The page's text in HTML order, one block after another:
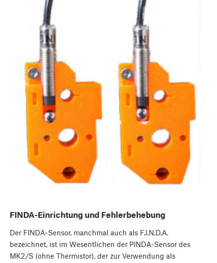
FINDA-Einrichtung und Fehlerbehebung
Der FINDA-Sensor, manchmal auch als F.I.N.D.A.
bezeichnet, ist im Wesentlichen der PINDA-Sensor des
MK2/S (ohne Thermistor), der zur Verwendung als